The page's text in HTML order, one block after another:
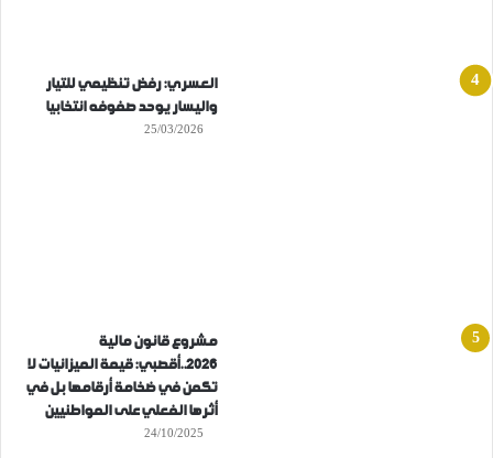
العسري: رفض تنظيمي للتيار
واليسار يوحد صفوفه انتخابيا
25/03/2026
مشروع قانون مالية
2026..أقصبي: قيمة الميزانيات لا
تكمن في ضخامة أرقامها بل في
أثرها الفعلي على المواطنيين
24/10/2025